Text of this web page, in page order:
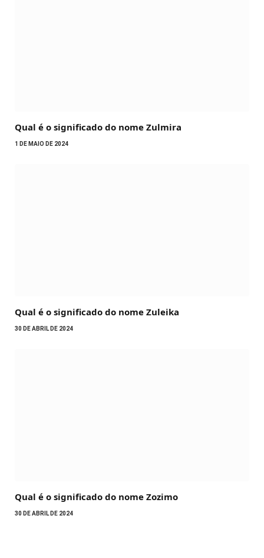
Qual é o significado do nome Zulmira
1 DE MAIO DE 2024
Qual é o significado do nome Zuleika
30 DE ABRIL DE 2024
Qual é o significado do nome Zozimo
30 DE ABRIL DE 2024